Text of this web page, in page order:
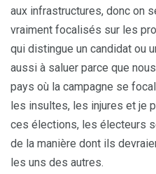
aux infrastructures, donc on
vraiment focalisés sur les
qui distingue un candidat ou
aussi à saluer parce que
pays où la campagne se
les insultes, les injures et je
ces élections, les électeurs
de la manière dont ils
les uns des autres.